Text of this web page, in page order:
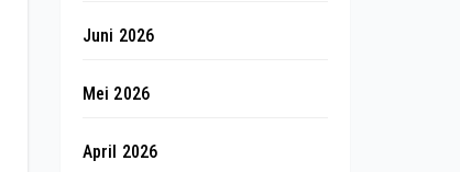
Juni 2026
Mei 2026
April 2026